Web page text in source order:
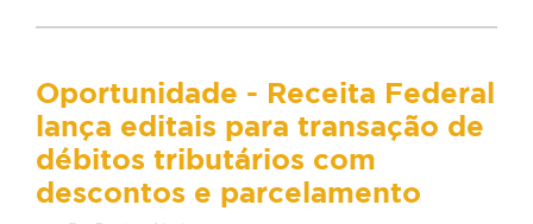
Oportunidade - Receita Federal
lança editais para transação de
débitos tributários com
descontos e parcelamento